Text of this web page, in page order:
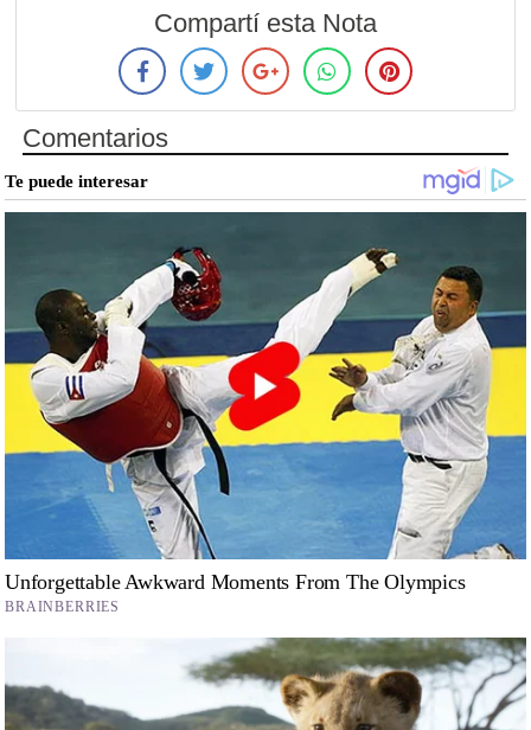
Compartí esta Nota
Comentarios